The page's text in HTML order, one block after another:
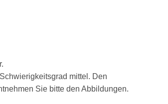
mittel. Den
Sie bitte den Abbildungen.